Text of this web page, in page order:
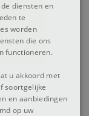
diensten en
te
worden
die ons
functioneren.
u akkoord met
soortgelijke
en aanbiedingen
op uw